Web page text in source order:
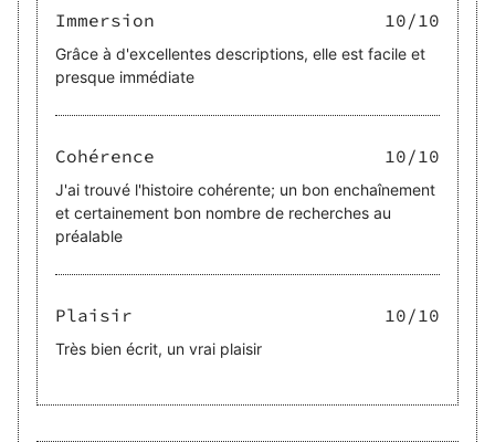
Immersion 10/10
Grâce à d'excellentes descriptions, elle est facile et
presque immédiate
Cohérence 10/10
J'ai trouvé l'histoire cohérente; un bon enchaînement
et certainement bon nombre de recherches au
préalable
Plaisir 10/10
Très bien écrit, un vrai plaisir